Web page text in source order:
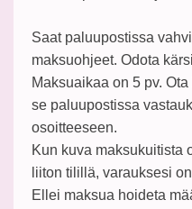
Saat paluupostissa
maksuohjeet. Odota
Maksuaikaa on 5 pv.
se paluupostissa
osoitteeseen.
Kun kuva maksukuitista
liiton tilillä, varauksesi
Ellei maksua hoideta